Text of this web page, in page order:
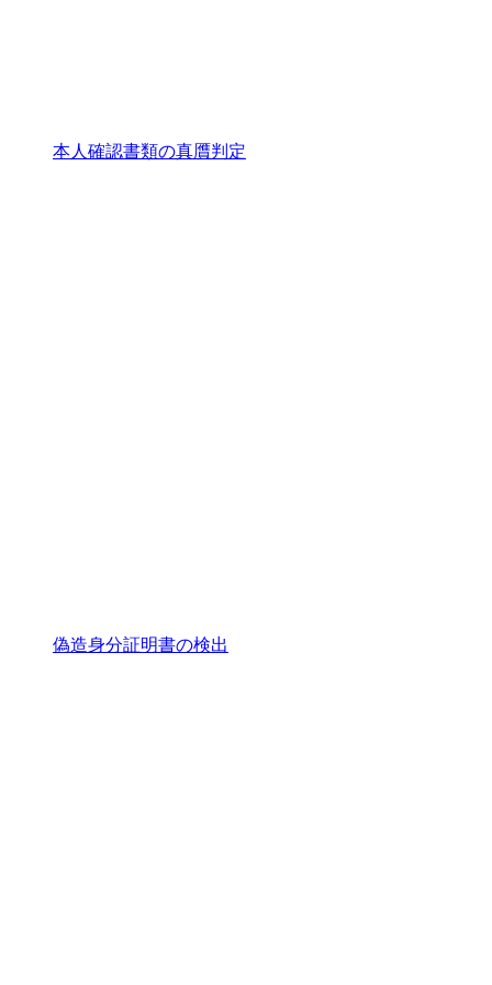
本人確認書類の真贋判定
偽造身分証明書の検出